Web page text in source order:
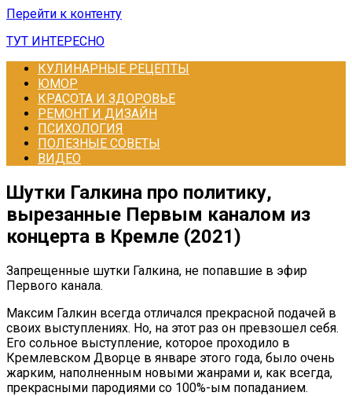
Перейти к контенту
ТУТ ИНТЕРЕСНО
КУЛИНАРНЫЕ РЕЦЕПТЫ
ЮМОР
КРАСОТА И ЗДОРОВЬЕ
РЕМОНТ И ДИЗАЙН
ПСИХОЛОГИЯ
ПОЛЕЗНЫЕ СОВЕТЫ
ВИДЕО
Шутки Галкина про политику,
вырезанные Первым каналом из
концерта в Кремле (2021)
Запрещенные шутки Галкина, не попавшие в эфир
Первого канала.
Максим Галкин всегда отличался прекрасной подачей в
своих выступлениях. Но, на этот раз он превзошел себя.
Его сольное выступление, которое проходило в
Кремлевском Дворце в январе этого года, было очень
жарким, наполненным новыми жанрами и, как всегда,
прекрасными пародиями со 100%-ым попаданием.